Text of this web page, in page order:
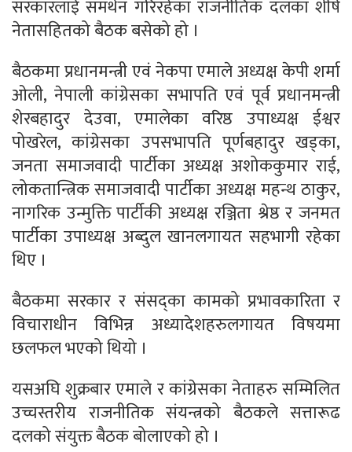
सरकारलाई समर्थन गरिरहेका राजनीतिक दलका शीर्ष
नेतासहितको बैठक बसेको हो ।
बैठकमा प्रधानमन्त्री एवं नेकपा एमाले अध्यक्ष केपी शर्मा
ओली, नेपाली कांग्रेसका सभापति एवं पूर्व प्रधानमन्त्री
शेरबहादुर देउवा, एमालेका वरिष्ठ उपाध्यक्ष ईश्वर
पोखरेल, कांग्रेसका उपसभापति पूर्णबहादुर खड्का,
जनता समाजवादी पार्टीका अध्यक्ष अशोककुमार राई,
लोकतान्त्रिक समाजवादी पार्टीका अध्यक्ष महन्थ ठाकुर,
नागरिक उन्मुक्ति पार्टीकी अध्यक्ष रञ्जिता श्रेष्ठ र जनमत
पार्टीका उपाध्यक्ष अब्दुल खानलगायत सहभागी रहेका
थिए ।
बैठकमा सरकार र संसद्का कामको प्रभावकारिता र
विचाराधीन विभिन्न अध्यादेशहरुलगायत विषयमा
छलफल भएको थियो ।
यसअघि शुक्रबार एमाले र कांग्रेसका नेताहरु सम्मिलित
उच्चस्तरीय राजनीतिक संयन्त्रको बैठकले सत्तारूढ
दलको संयुक्त बैठक बोलाएको हो ।